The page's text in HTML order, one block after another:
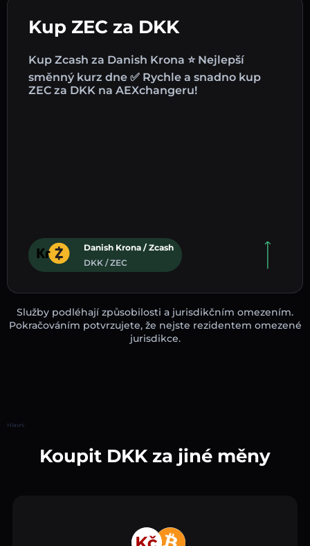
Kup ZEC za DKK
Kup Zcash za Danish Krona ⭐ Nejlepší
směnný kurz dne ✅ Rychle a snadno kup
ZEC za DKK na AEXchangeru!
Danish Krona / Zcash
DKK / ZEC
Služby podléhají způsobilosti a jurisdikčním omezením.
Pokračováním potvrzujete, že nejste rezidentem omezené
jurisdikce.
Hlavní
Koupit DKK za jiné měny